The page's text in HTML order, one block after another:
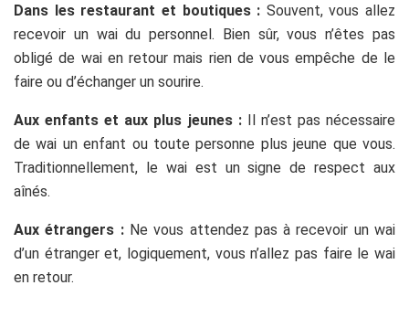
Dans les restaurant et boutiques : Souvent, vous allez
recevoir un wai du personnel. Bien sûr, vous n’êtes pas
obligé de wai en retour mais rien de vous empêche de le
faire ou d’échanger un sourire.
Aux enfants et aux plus jeunes :Il n’est pas nécessaire
de wai un enfant ou toute personne plus jeune que vous.
Traditionnellement, le wai est un signe de respect aux
aînés.
Aux étrangers :Ne vous attendez pas à recevoir un wai
d’un étranger et, logiquement, vous n’allez pas faire le wai
en retour.